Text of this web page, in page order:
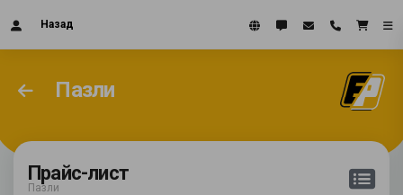
Назад
Пазли
Прайс-лист
Пазли